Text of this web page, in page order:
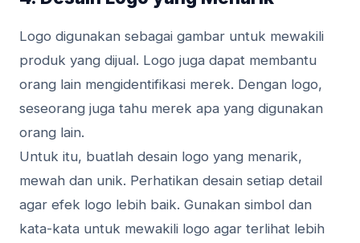
Logo digunakan sebagai gambar untuk mewakili
produk yang dijual. Logo juga dapat membantu
orang lain mengidentifikasi merek. Dengan logo,
seseorang juga tahu merek apa yang digunakan
orang lain.
Untuk itu, buatlah desain logo yang menarik,
mewah dan unik. Perhatikan desain setiap detail
agar efek logo lebih baik. Gunakan simbol dan
kata-kata untuk mewakili logo agar terlihat lebih